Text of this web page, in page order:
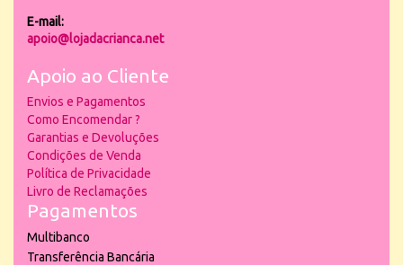
E-mail:
apoio@lojadacrianca.net
Apoio ao Cliente
Envios e Pagamentos
Como Encomendar ?
Garantias e Devoluções
Condições de Venda
Política de Privacidade
Livro de Reclamações
Pagamentos
Multibanco
Transferência Bancária